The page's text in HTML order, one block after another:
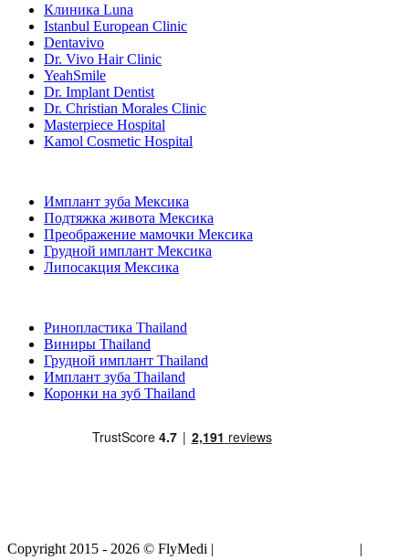
Клиника Luna
Istanbul European Clinic
Dentavivo
Dr. Vivo Hair Clinic
YeahSmile
Dr. Implant Dentist
Dr. Christian Morales Clinic
Masterpiece Hospital
Kamol Cosmetic Hospital
Имплант зуба Мексика
Подтяжка живота Мексика
Преображение мамочки Мексика
Грудной имплант Мексика
Липосакция Мексика
Ринопластика Thailand
Виниры Thailand
Грудной имплант Thailand
Имплант зуба Thailand
Коронки на зуб Thailand
Copyright 2015 - 2026 © FlyMedi |
|